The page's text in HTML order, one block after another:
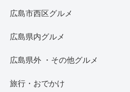
広島市西区グルメ
広島県内グルメ
広島県外 ・その他グルメ
旅行・おでかけ